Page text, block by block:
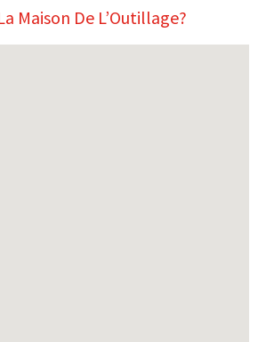
Maison De L’Outillage?